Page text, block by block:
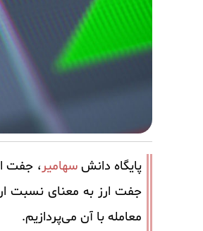
پایگاه دانشسهامیر
جفت ارز به معنای نسبت
معامله با آن می‌پردازیم.